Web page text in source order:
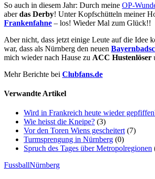
So auch in diesem Jahr: Durch meine OP-
aberdas Derby! Unter Kopfschütteln meiner
Frankenfahne – los! Wieder Mal zum Glück!!
Aber nicht, dass jetzt einige Leute auf die Idee
war, dass als Nürnberg den neuen
mich wieder nach Hause zu ACC Hustenlöser
Mehr Berichte bei Clubfans.de
Verwandte Artikel
Wird in Frankreich heute wieder
Wie heisst die Kneipe? (3)
Vor den Toren Wiens gescheitert (7)
Turmsprengung in Nürnberg (0)
Spruch des Tages über Metropolregionen
FussballNürnberg